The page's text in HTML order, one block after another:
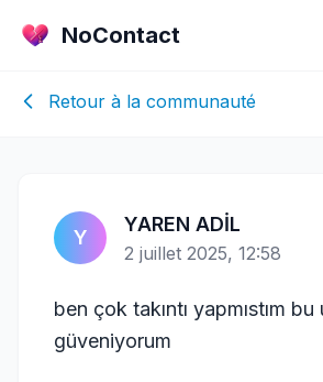
NoContact
Retour à la communauté
Y
YAREN ADİL
2 juillet 2025, 12:58
ben çok takıntı yapmıstım
güveniyorum